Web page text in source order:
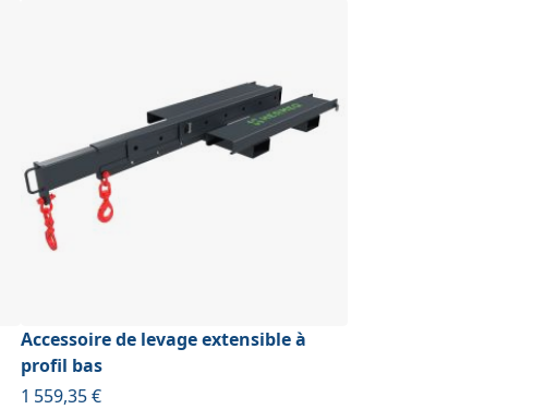
Accessoire de levage extensible à
profil bas
À partir de
1 559,35 €